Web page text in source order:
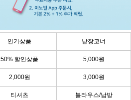
인기상품 낱장코너
50% 할인상품 5,000원
2,000원 3,000원
티셔츠 블라우스/남방